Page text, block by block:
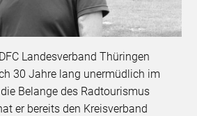
Landesverband Thüringen
30 Jahre lang unermüdlich im
Belange des Radtourismus
er bereits den Kreisverband